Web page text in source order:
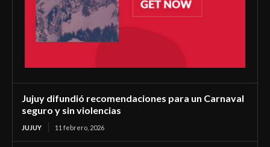
Jujuy difundió recomendaciones para un Carnaval
seguro y sin violencias
JUJUY 11 febrero, 2026